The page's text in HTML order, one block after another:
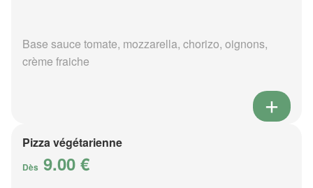
Base sauce tomate, mozzarella, chorizo, oignons,
crème fraiche
Pizza végétarienne
Dès 9.00 €